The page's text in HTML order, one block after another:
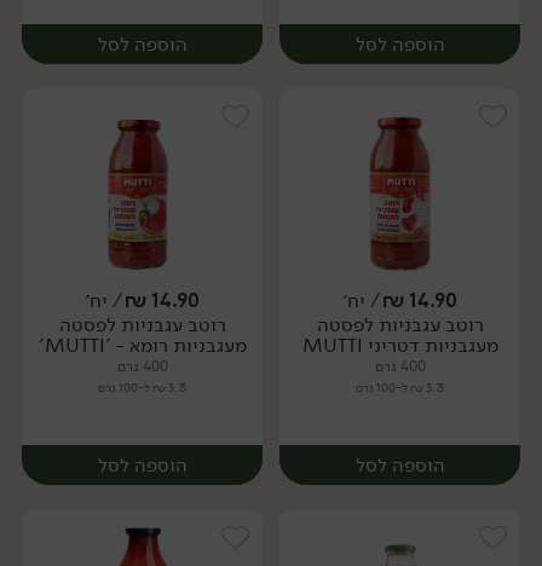
הוספה לסל
יח׳
הוספה לסל
יח׳
14.90
₪/ יח׳
רוטב עגבניות לפסטה
מעגבניות דטריני MUTTI
400 גרם
3.73 ₪ ל-100 גרם
הוספה לסל
14.90
₪/ יח׳
רוטב עגבניות לפסטה
מעגבניות רומא - 'MUTTI'
400 גרם
3.73 ₪ ל-100 גרם
הוספה לסל